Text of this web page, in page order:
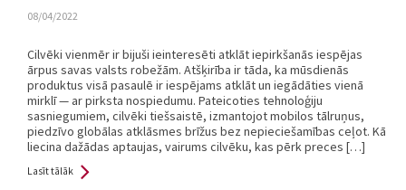
08/04/2022
Cilvēki vienmēr ir bijuši ieinteresēti atklāt iepirkšanās iespējas
ārpus savas valsts robežām. Atšķirība ir tāda, ka mūsdienās
produktus visā pasaulē ir iespējams atklāt un iegādāties vienā
mirklī — ar pirksta nospiedumu. Pateicoties tehnoloģiju
sasniegumiem, cilvēki tiešsaistē, izmantojot mobilos tālruņus,
piedzīvo globālas atklāsmes brīžus bez nepieciešamības ceļot. Kā
liecina dažādas aptaujas, vairums cilvēku, kas pērk preces […]
Lasīt tālāk